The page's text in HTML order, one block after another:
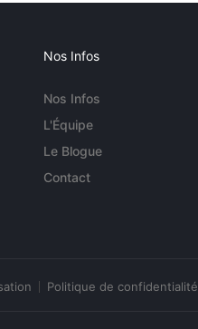
Nos Infos
Nos Infos
L'Équipe
Le Blogue
Contact
Politique de confidentialité